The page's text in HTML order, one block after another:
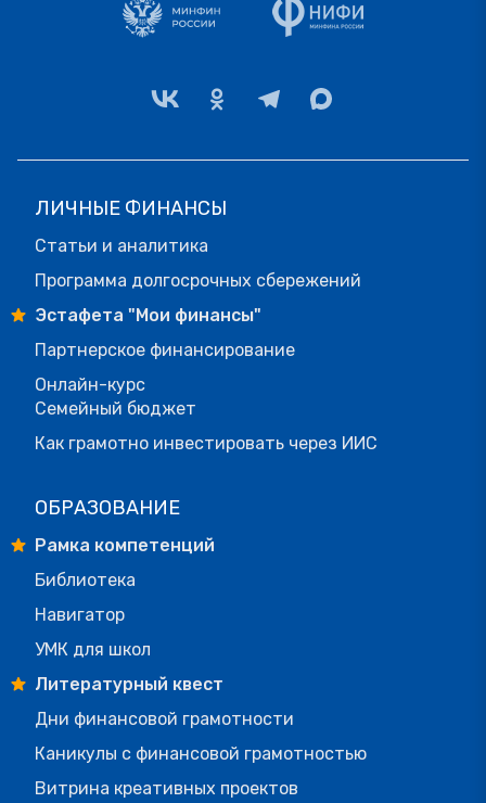
ЛИЧНЫЕ ФИНАНСЫ
Статьи и аналитика
Программа долгосрочных сбережений
Эстафета "Мои финансы"
Партнерское финансирование
Онлайн-курс
Семейный бюджет
Как грамотно инвестировать через ИИС
ОБРАЗОВАНИЕ
Рамка компетенций
Библиотека
Навигатор
УМК для школ
Литературный квест
Дни финансовой грамотности
Каникулы с финансовой грамотностью
Витрина креативных проектов